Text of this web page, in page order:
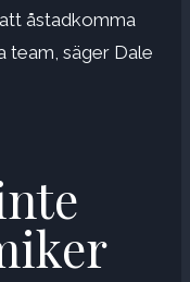
åstadkomma
team, säger Dale